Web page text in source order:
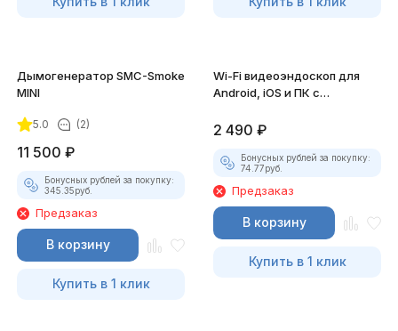
Дымогенератор SMC-Smoke
MINI
5.0 (2)
11 500 ₽
Бонусных рублей за покупку:
345.35руб.
Предзаказ
В корзину
Купить в 1 клик
Wi-Fi видеоэндоскоп для
Android, iOS и ПК с
2 490 ₽
Бонусных рублей за покупку:
74.77руб.
Предзаказ
В корзину
Купить в 1 клик